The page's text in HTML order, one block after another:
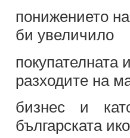
понижението
би увеличило
покупателната
разходите на
бизнес и
българската